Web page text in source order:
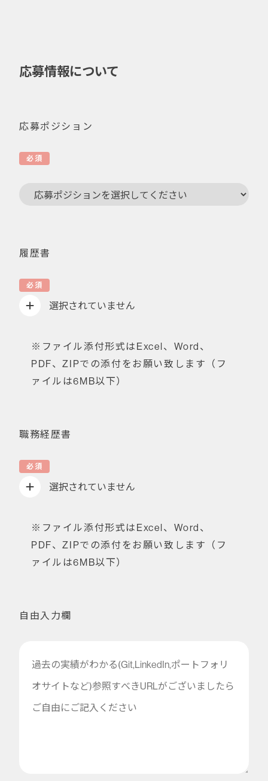
応募情報について
応募ポジション
必須
履歴書
必須
選択されていません
※ファイル添付形式はExcel、Word、
PDF、ZIPでの添付をお願い致します（フ
ァイルは6MB以下）
職務経歴書
必須
選択されていません
※ファイル添付形式はExcel、Word、
PDF、ZIPでの添付をお願い致します（フ
ァイルは6MB以下）
自由入力欄